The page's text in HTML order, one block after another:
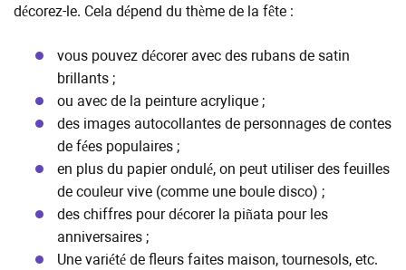
décorez-le. Cela dépend du thème de la fête :
vous pouvez décorer avec des rubans de satin
brillants ;
ou avec de la peinture acrylique ;
des images autocollantes de personnages de contes
de fées populaires ;
en plus du papier ondulé, on peut utiliser des feuilles
de couleur vive (comme une boule disco) ;
des chiffres pour décorer la piñata pour les
anniversaires ;
Une variété de fleurs faites maison, tournesols, etc.